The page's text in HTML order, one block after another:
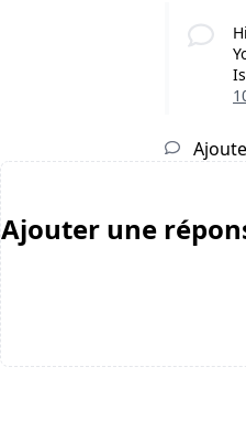
Ajouter une